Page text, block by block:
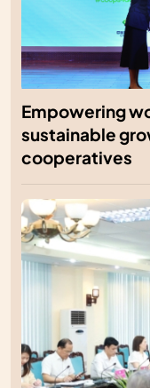
Empowering
sustainable
cooperatives